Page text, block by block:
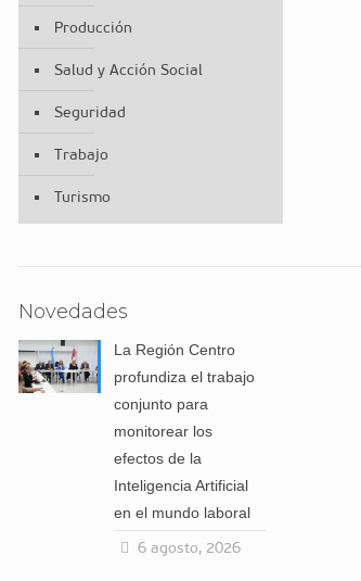
Producción
Salud y Acción Social
Seguridad
Trabajo
Turismo
Novedades
La Región Centro
profundiza el trabajo
conjunto para
monitorear los
efectos de la
Inteligencia Artificial
en el mundo laboral
6 agosto, 2026